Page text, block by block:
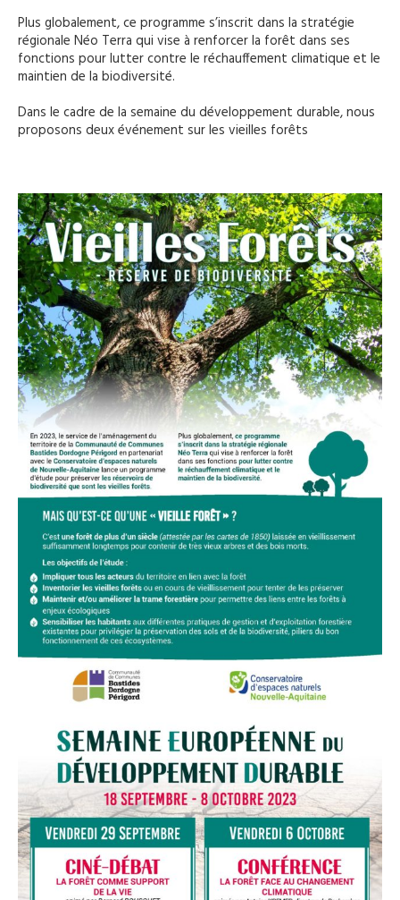
Plus globalement, ce programme s’inscrit dans la stratégie
régionale Néo Terra qui vise à renforcer la forêt dans ses
fonctions pour lutter contre le réchauffement climatique et le
maintien de la biodiversité.
Dans le cadre de la semaine du développement durable, nous
proposons deux événement sur les vieilles forêts